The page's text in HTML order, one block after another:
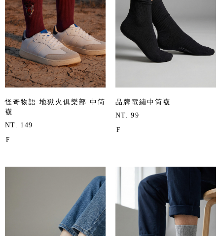
怪奇物語 地獄火俱樂部 中筒
襪
NT. 149
F
品牌電繡中筒襪
NT. 99
F